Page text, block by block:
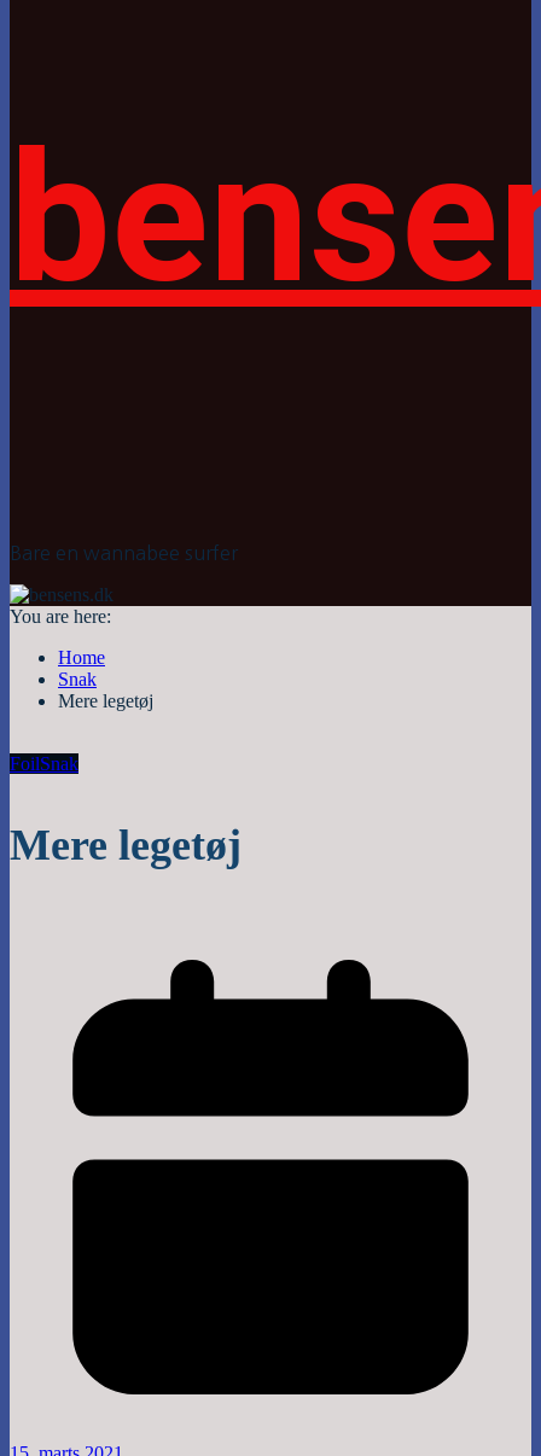
Bare en wannabee surfer
You are here:
Home
Snak
Mere legetøj
FoilSnak
Mere legetøj